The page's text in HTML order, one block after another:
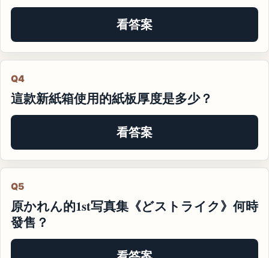
看答案
Q4
這款新紙箱使用的紙板厚度是多少？
看答案
Q5
原かれん的1st写真集《どストライク》何時
發售？